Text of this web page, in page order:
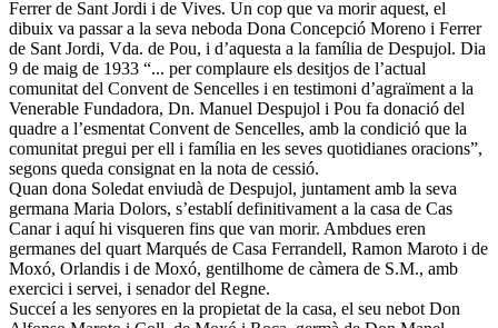
Ferrer de Sant Jordi i de Vives. Un cop que va morir aquest, el
dibuix va passar a la seva neboda Dona Concepció Moreno i Ferrer
de Sant Jordi, Vda. de Pou, i d’aquesta a la família de Despujol. Dia
9 de maig de 1933 “... per complaure els desitjos de l’actual
comunitat del Convent de Sencelles i en testimoni d’agraïment a la
Venerable Fundadora, Dn. Manuel Despujol i Pou fa donació del
quadre a l’esmentat Convent de Sencelles, amb la condició que la
comunitat pregui per ell i família en les seves quotidianes oracions”,
segons queda consignat en la nota de cessió.
Quan dona Soledat enviudà de Despujol, juntament amb la seva
germana Maria Dolors, s’establí definitivament a la casa de Cas
Canar i aquí hi visqueren fins que van morir. Ambdues eren
germanes del quart Marqués de Casa Ferrandell, Ramon Maroto i de
Moxó, Orlandis i de Moxó, gentilhome de càmera de S.M., amb
exercici i servei, i senador del Regne.
Succeí a les senyores en la propietat de la casa, el seu nebot Don